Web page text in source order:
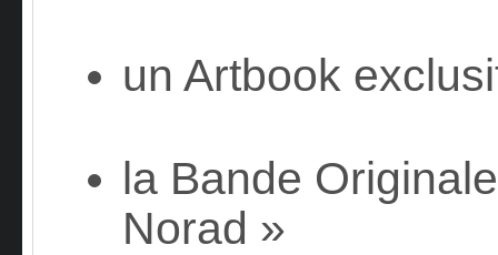
un Artbook
la Bande
Norad »